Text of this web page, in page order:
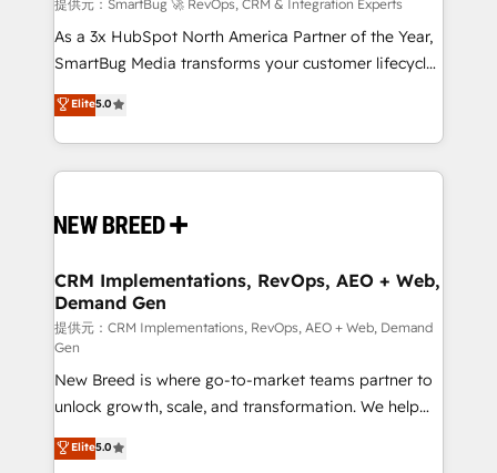
HubSpot導入・活用支援 顧客データの一元化から、
GTMの見える化・自動化まで。全Hub統合運用、デー
タ品質設計、グループ横断のCRM統合に対応します。
の一部をAIが自律実行する組織への移行を設計・実装。
Breeze・Claude等をHubSpotと連携させ、役割定義・
革を、構想から実装・定着までPMOとして主導。「設
の統合・浸透・変革管理を実行します。 ▸ CMS戦略設
計・構築：リード獲得・CVR・SEOを前提にした情報設
計・導線設計・テンプレート設計をContent Hubで一体
提供。 ▸ 既存CRM・MAからの移行支援：Salesforce・
Marketo・Pardot等からの移行、カスタム設計、履歴
データ移行と活用設計まで。 ▸ AEO対応：ChatGPT・
ンツとサイト構造を最適化。 🏆 なぜ100incを選ぶの
提供元：SmartBug 🚀 RevOps, CRM & Integration Experts
As a 3x HubSpot North America Partner of the Year,
SmartBug Media transforms your customer lifecycle
into a revenue engine. Our unified ecosystem
includes specialized divisions Globalia (AI &
Software) and Point Success Media (Paid Media),
making this the official home for all three brands. 🔄
and system integrations powered by Globalia’s
trainers to drive platform adoption. 📈 Revenue
Generation - Full-funnel marketing and high-
performance advertising via Point Success Media. -
Expert deployment of Breeze AI and custom agents
to automate growth. 🏆 Elite Excellence - 8 platform
accreditations and deep HIPAA-compliance
expertise. - A team of 250+ experts dedicated to
your resilient growth.
Elite5.0
CRM Implementations, RevOps, AEO + Web,
Demand Gen
提供元：CRM Implementations, RevOps, AEO + Web, Demand
Gen
New Breed is where go-to-market teams partner to
unlock growth, scale, and transformation. We help
companies activate HubSpot’s AI-powered
customer platform and operationalize HubSpot’s
Elite5.0